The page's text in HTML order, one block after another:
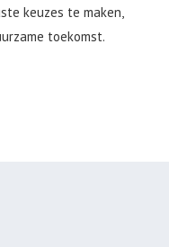
keuzes te maken,
toekomst.